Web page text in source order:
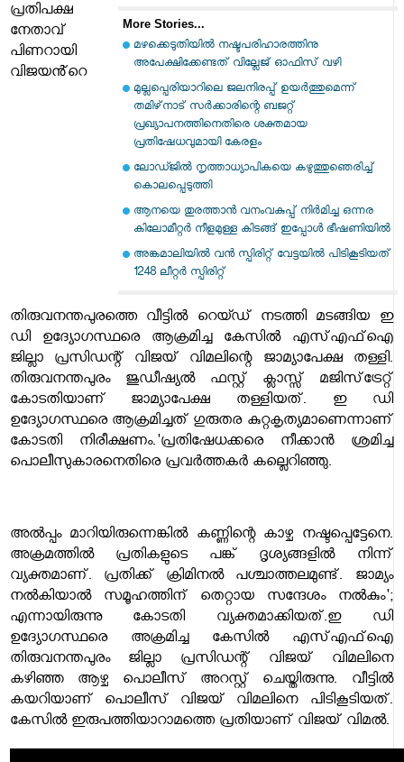
More Stories...
മഴക്കെടുതിയില്‍ നഷ്ടപരിഹാരത്തിനു
അപേക്ഷിക്കേണ്ടത് വില്ലേജ് ഓഫിസ് വഴി
മുല്ലപ്പെരിയാറിലെ ജലനിരപ്പ് ഉയര്‍ത്തുമെന്ന്
തമിഴ്‌നാട് സര്‍ക്കാരിന്റെ ബജറ്റ്
പ്രഖ്യാപനത്തിനെതിരെ ശക്തമായ
പ്രതിഷേധവുമായി കേരളം
ലോഡ്ജില്‍ നൃത്താധ്യാപികയെ കഴുത്തുഞെരിച്ച്
കൊലപ്പെടുത്തി
ആനയെ തുരത്താന്‍ വനംവകുപ്പ് നിര്‍മിച്ച ഒന്നര
കിലോമീറ്റര്‍ നീളമുള്ള കിടങ്ങ് ഇപ്പോള്‍ ഭീഷണിയില്‍
അങ്കമാലിയില്‍ വന്‍ സ്പിരിറ്റ് വേട്ടയില്‍ പിടികൂടിയത്
1248 ലീറ്റര്‍ സ്പിരിറ്റ്
പ്രതിപക്ഷ
നേതാവ്
പിണറായി
വിജയൻ്റെ
തിരുവനന്തപുരത്തെ വീട്ടിൽ റെയ്ഡ് നടത്തി മടങ്ങിയ ഇ
ഡി ഉദ്യോഗസ്ഥരെ ആക്രമിച്ച കേസിൽ എസ്എഫ്ഐ
ജില്ലാ പ്രസിഡന്റ് വിജയ് വിമലിന്റെ ജാമ്യാപേക്ഷ തള്ളി.
തിരുവനന്തപുരം ജുഡീഷ്യൽ ഫസ്റ്റ് ക്ലാസ്സ് മജിസ്‌ട്രേറ്റ്
കോടതിയാണ് ജാമ്യാപേക്ഷ തള്ളിയത്. ഇ ഡി
ഉദ്യോഗസ്ഥരെ ആക്രമിച്ചത് ​ഗുരുതര കുറ്റകൃത്യമാണെന്നാണ്
കോടതി നിരീക്ഷണം.'പ്രതിഷേധക്കരെ നീക്കാൻ ശ്രമിച്ച
പൊലീസുകാരനെതിരെ പ്രവർത്തകർ കല്ലെറിഞ്ഞു.
അൽപ്പം മാറിയിരുന്നെങ്കിൽ കണ്ണിന്റെ കാഴ്ച നഷ്ടപ്പെട്ടേനെ.
അക്രമത്തിൽ പ്രതികളുടെ പങ്ക് ദൃശ്യങ്ങളിൽ നിന്ന്
വ്യക്തമാണ്. പ്രതിക്ക് ക്രിമിനൽ പശ്ചാത്തലമുണ്ട്. ജാമ്യം
നൽകിയാൽ സമൂഹത്തിന് തെറ്റായ സന്ദേശം നൽകും';
എന്നായിരുന്നു കോടതി വ്യക്തമാക്കിയത്.ഇ ഡി
ഉദ്യോഗസ്ഥരെ അക്രമിച്ച കേസിൽ എസ്എഫ്ഐ
തിരുവനന്തപുരം ജില്ലാ പ്രസിഡന്റ്‌ വിജയ് വിമലിനെ
കഴിഞ്ഞ ആഴ്ച പൊലീസ് അറസ്റ്റ് ചെയ്തിരുന്നു. വീട്ടിൽ
കയറിയാണ് പൊലീസ് വിജയ് വിമലിനെ പിടികൂടിയത്.
കേസിൽ ഇരുപത്തിയാറാമത്തെ പ്രതിയാണ് വിജയ് വിമൽ.